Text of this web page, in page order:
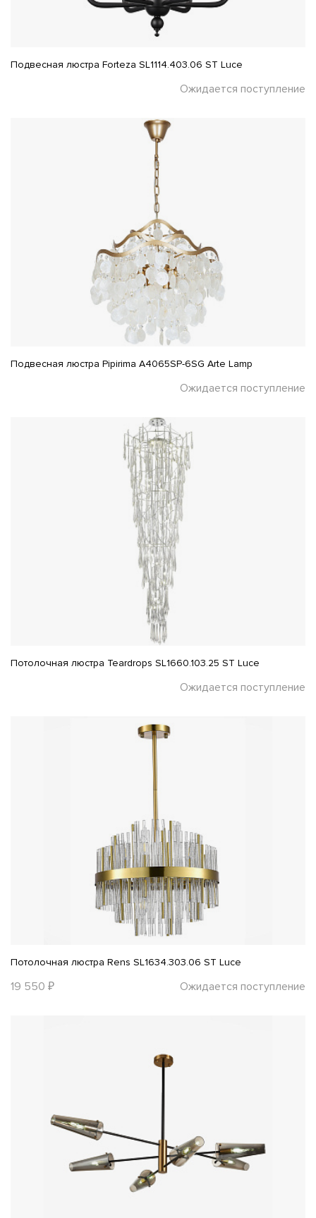
Подвесная люстра Forteza SL1114.403.06 ST Luce
Ожидается поступление
Подвесная люстра Pipirima A4065SP-6SG Arte Lamp
Ожидается поступление
Потолочная люстра Teardrops SL1660.103.25 ST Luce
Ожидается поступление
Потолочная люстра Rens SL1634.303.06 ST Luce
19 550 ₽ Ожидается поступление